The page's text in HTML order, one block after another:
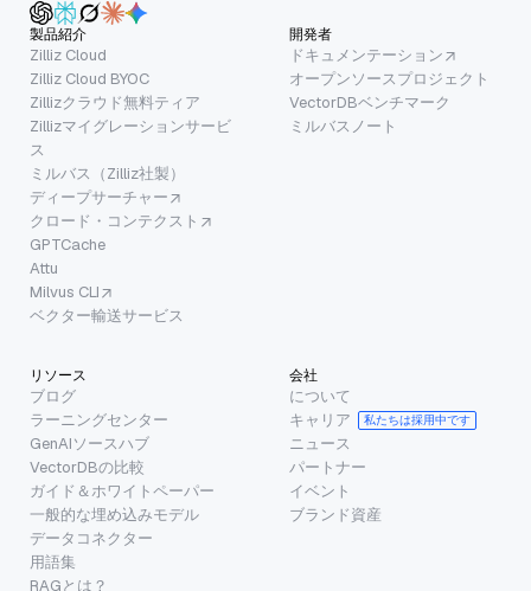
製品紹介
Zilliz Cloud
Zilliz Cloud BYOC
Zillizクラウド無料ティア
Zillizマイグレーションサービ
ス
ミルバス（Zilliz社製）
ディープサーチャー
クロード・コンテクスト
GPTCache
Attu
Milvus CLI
ベクター輸送サービス
開発者
ドキュメンテーション
オープンソースプロジェクト
VectorDBベンチマーク
ミルバスノート
リソース
ブログ
ラーニングセンター
GenAIソースハブ
VectorDBの比較
ガイド＆ホワイトペーパー
一般的な埋め込みモデル
データコネクター
用語集
RAGとは？
会社
について
キャリア
私たちは採用中です
ニュース
パートナー
イベント
ブランド資産